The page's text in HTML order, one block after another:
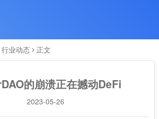
行业动态 正文
的崩溃正在撼动DeFi
2023-05-26